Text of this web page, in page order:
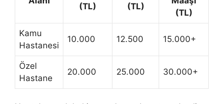
(TL)
(TL)
(TL)
Kamu
Hastanesi
10.000 12.500 15.000+
Özel
Hastane
20.000 25.000 30.000+